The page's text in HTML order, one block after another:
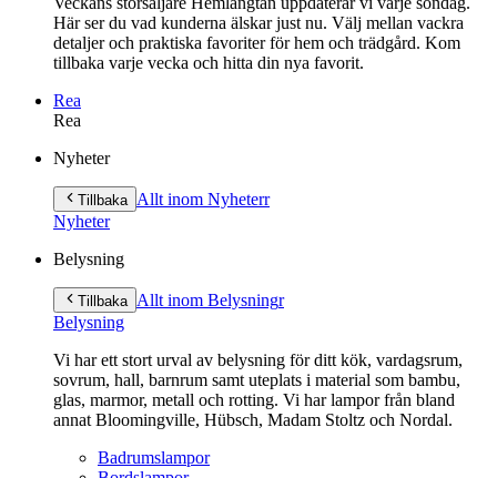
Här ser du vad kunderna älskar just nu. Välj mellan vackra
detaljer och praktiska favoriter för hem och trädgård. Kom
tillbaka varje vecka och hitta din nya favorit.
Rea
Rea
innehåll
Nyheter
Tillbaka Allt inom Nyheterr
Nyheter
Belysning
Tillbaka Allt inom Belysningr
Belysning
Vi har ett stort urval av belysning för ditt kök, vardagsrum,
sovrum, hall, barnrum samt uteplats i material som bambu,
glas, marmor, metall och rotting. Vi har lampor från bland
annat Bloomingville, Hübsch, Madam Stoltz och Nordal.
Badrumslampor